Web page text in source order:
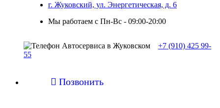
г. Жуковский, ул. Энергетическая, д. 6
Мы работаем с Пн-Вc - 09:00-20:00
+7 (910) 425 99-
55
 Позвонить